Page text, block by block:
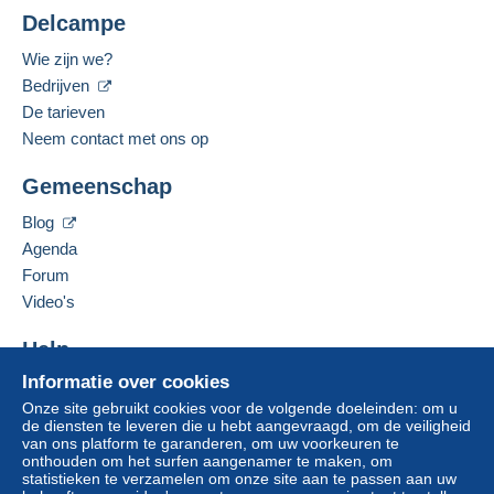
credit/debitcard
bankoverschrijving rechtstreeks aan de verkoper.
De koper gebruikt de middelen die Delcampe ter
Betalen".
Een betaling die niet is verricht met
wordt door de verkoper terugbetaald aan de koper.
Een onbetaalde aankoop kan gevolgen hebben
voor de rekening van de koper.
Als de verkoopvoorwaarden van de verkoper
betalingsvoorwaarden van de website van
Delcampe, zoals gedefinieerd in de
gebruiksvoorwaarden , zijn de enige die van
toepassing zijn.
Aankopen moeten worden betaald binnen14
Woonplaats:
Filipijnen
Gesproken taal:
Engels (Verenigd Koninkrijk)
De verkoper contacteren
Voor uw veiligheid zijn de verkopen anoniem.
Informatie over cookies
Onze site gebruikt cookies voor de volgende doeleinden: om u
de diensten te leveren die u hebt aangevraagd, om de veiligheid
van ons platform te garanderen, om uw voorkeuren te
onthouden om het surfen aangenamer te maken, om
statistieken te verzamelen om onze site aan te passen aan uw
Delcampe
Wie zijn we?
Bedrijven
De tarieven
Neem contact met ons op
Gemeenschap
Blog
Agenda
Forum
Video's
Help
Hulpcentrum
Kopen op Delcampe
Verkopen op Delcampe
Een beveiligde website